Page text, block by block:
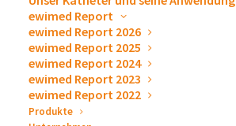
ewimed Report
ewimed Report 2026
ewimed Report 2025
ewimed Report 2024
ewimed Report 2023
ewimed Report 2022
Produkte